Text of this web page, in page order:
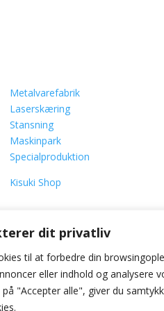
dit privatliv
til at forbedre din
eller indhold og analysere
på "Accepter alle", giver du
Metalvarefabrik
Laserskæring
Stansning
Maskinpark
Specialproduktion
Kisuki Shop